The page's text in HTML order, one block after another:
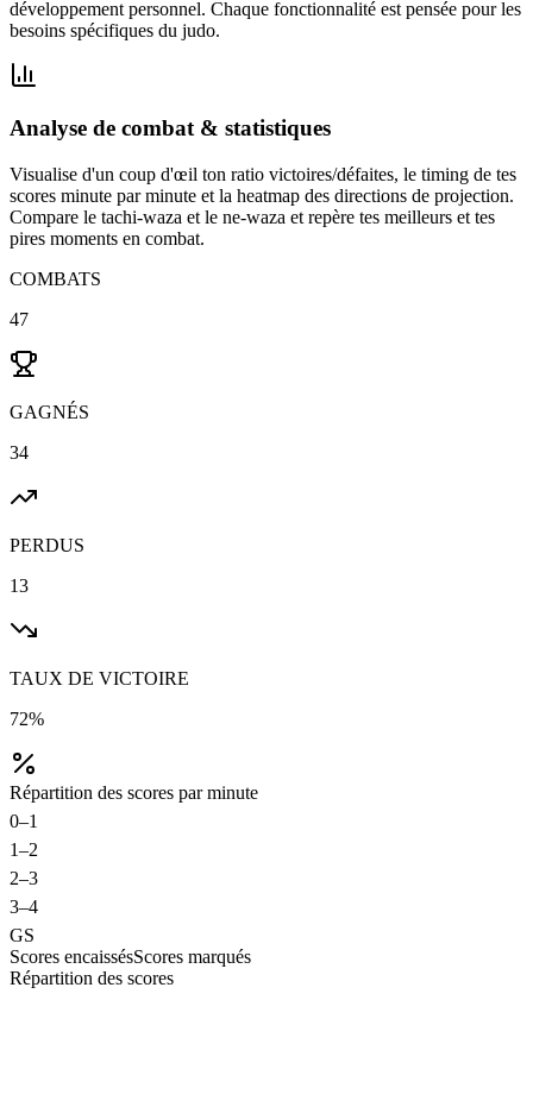
développement personnel. Chaque fonctionnalité est pensée pour les
besoins spécifiques du judo.
Analyse de combat & statistiques
Visualise d'un coup d'œil ton ratio victoires/défaites, le timing de tes
scores minute par minute et la heatmap des directions de projection.
Compare le tachi-waza et le ne-waza et repère tes meilleurs et tes
pires moments en combat.
COMBATS
47
GAGNÉS
34
PERDUS
13
TAUX DE VICTOIRE
72%
Répartition des scores par minute
0–1
1–2
2–3
3–4
GS
Scores encaissésScores marqués
Répartition des scores